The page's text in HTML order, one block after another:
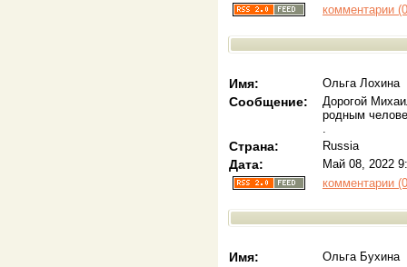
комментарии
Имя: Ольга Лохина
Сообщение:
Дорогой
родным
.
Страна: Russia
Дата:
Май 08, 2022
комментарии
Имя: Ольга Бухина